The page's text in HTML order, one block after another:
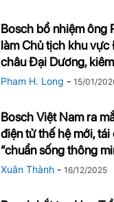
Bosch bổ nhiệm ông
làm Chủ tịch khu
châu Đại Dương,
Pham H. Long - 15/01/
Bosch Việt Nam ra
điện tử thế hệ mới,
“chuẩn sống thông
Xuân Thành - 16/12/2025